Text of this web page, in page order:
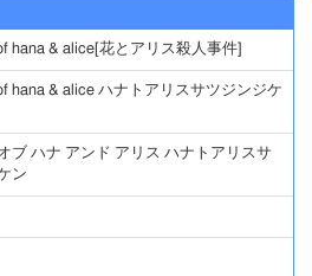
hana & alice[花とアリス殺人事件]
hana & alice ハナトアリスサツジンジケ
ブ ハナ アンド アリス ハナトアリスサ
ン